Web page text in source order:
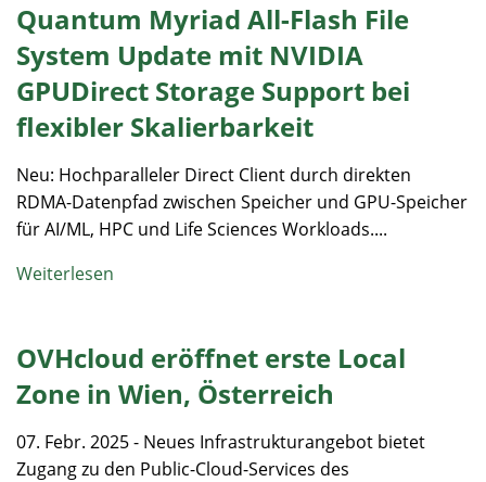
Quantum Myriad All-Flash File
System Update mit NVIDIA
GPUDirect Storage Support bei
flexibler Skalierbarkeit
Neu: Hochparalleler Direct Client durch direkten
RDMA-Datenpfad zwischen Speicher und GPU-Speicher
für AI/ML, HPC und Life Sciences Workloads....
Weiterlesen
OVHcloud eröffnet erste Local
Zone in Wien, Österreich
07. Febr. 2025 - Neues Infrastrukturangebot bietet
Zugang zu den Public-Cloud-Services des